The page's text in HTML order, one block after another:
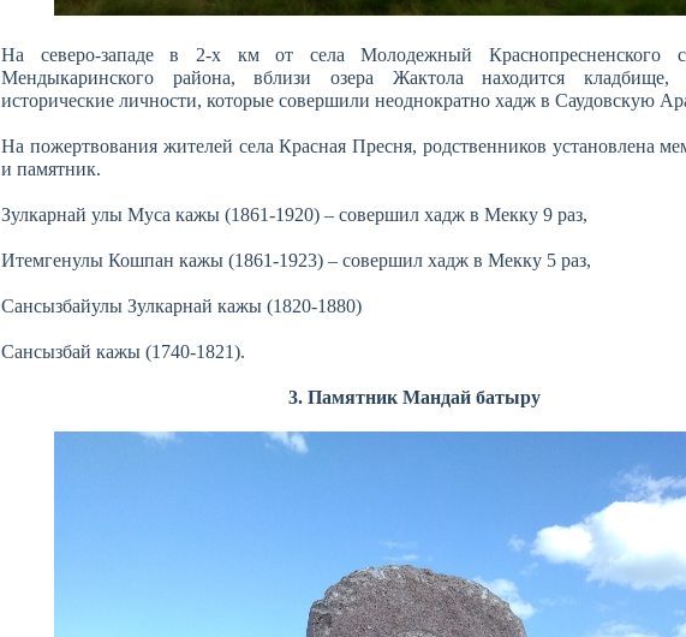
На северо-западе в 2-х км от села Молодежный Краснопресненского
Мендыкаринского района, вблизи озера Жактола находится кладбище,
исторические личности, которые совершили неоднократно хадж в Саудовскую
На пожертвования жителей села Красная Пресня, родственников установлена
и памятник.
Зулкарнай улы Муса кажы (1861-1920) – совершил хадж в Мекку 9 раз,
Итемгенулы Кошпан кажы (1861-1923) – совершил хадж в Мекку 5 раз,
Сансызбайулы Зулкарнай кажы (1820-1880)
Сансызбай кажы (1740-1821).
3. Памятник Мандай батыру